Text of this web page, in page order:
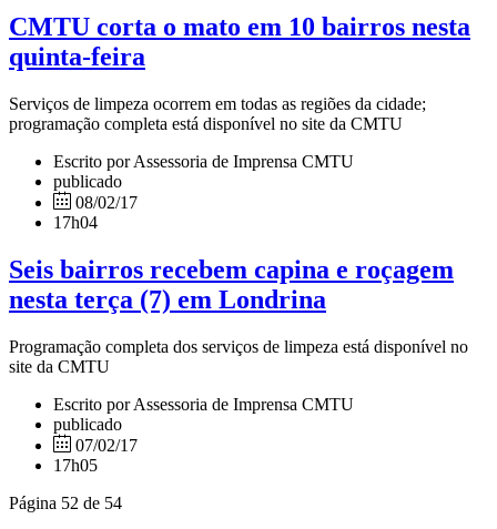
CMTU corta o mato em 10 bairros nesta
quinta-feira
Serviços de limpeza ocorrem em todas as regiões da cidade;
programação completa está disponível no site da CMTU
Escrito por Assessoria de Imprensa CMTU
publicado
08/02/17
17h04
Seis bairros recebem capina e roçagem
nesta terça (7) em Londrina
Programação completa dos serviços de limpeza está disponível no
site da CMTU
Escrito por Assessoria de Imprensa CMTU
publicado
07/02/17
17h05
Página 52 de 54